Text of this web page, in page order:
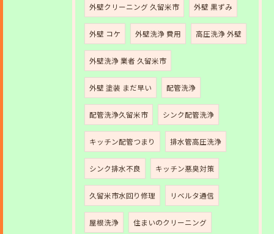
外壁クリーニング 久留米市 外壁 黒ずみ
外壁 コケ 外壁洗浄 費用 高圧洗浄 外壁
外壁洗浄 業者 久留米市
外壁 塗装 まだ早い 配管洗浄
配管洗浄久留米市 シンク配管洗浄
キッチン配管つまり 排水管高圧洗浄
シンク排水不良 キッチン悪臭対策
久留米市水回り修理 リベルタ通信
屋根洗浄 住まいのクリーニング